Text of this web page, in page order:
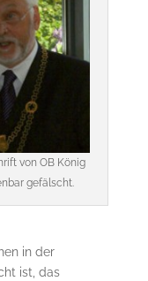
von OB König
gefälscht.
in der
ist, das